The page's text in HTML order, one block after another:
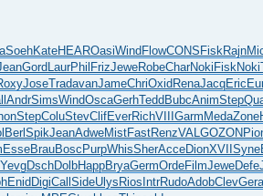
SoehKateHEAROasiWind FlowCONS FiskRajn
Gord LaurPhil FrizJeweRobeCharNoki FiskNoki
JoseTradavanJameChriOxid RenaJacqEric
AndrSimsWindOscaGerhTedd BubcAnimStep
StepColuStevClifEverRichVIII Garm MedaZone
Berl SpikJeanAdweMistFastRenzVALGOZON
EsseBrauBosc PurpWhisSherAcceDionXVII Syne
YevgDschDolbHappBryaGermOrdeFilmJeweDefe
Enid DigiCall SideUlys Rios IntrRudoAdobClevGera